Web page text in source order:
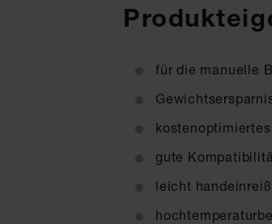
für die manuelle
gute
leicht